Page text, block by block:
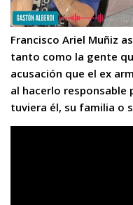
Francisco Ariel Muñiz
tanto como la gente
acusación que el ex
al hacerlo responsable
tuviera él, su familia o